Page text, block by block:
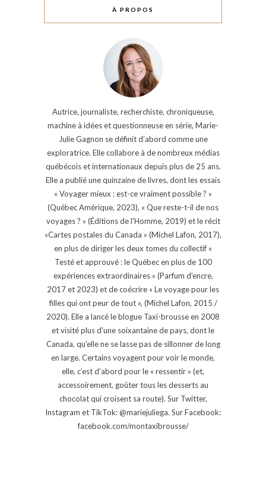
À PROPOS
Autrice, journaliste, recherchiste, chroniqueuse,
machine à idées et questionneuse en série, Marie-
Julie Gagnon se définit d’abord comme une
exploratrice. Elle collabore à de nombreux médias
québécois et internationaux depuis plus de 25 ans.
Elle a publié une quinzaine de livres, dont les essais
« Voyager mieux : est-ce vraiment possible ? »
(Québec Amérique, 2023), « Que reste-t-il de nos
voyages ? » (Éditions de l'Homme, 2019) et le récit
«Cartes postales du Canada » (Michel Lafon, 2017),
en plus de diriger les deux tomes du collectif «
Testé et approuvé : le Québec en plus de 100
expériences extraordinaires » (Parfum d'encre,
2017 et 2023) et de coécrire « Le voyage pour les
filles qui ont peur de tout », (Michel Lafon, 2015 /
2020). Elle a lancé le blogue Taxi-brousse en 2008
et visité plus d'une soixantaine de pays, dont le
Canada, qu'elle ne se lasse pas de sillonner de long
en large. Certains voyagent pour voir le monde,
elle, c’est d’abord pour le « ressentir » (et,
accessoirement, goûter tous les desserts au
chocolat qui croisent sa route). Sur Twitter,
Instagram et TikTok: @mariejuliega. Sur Facebook:
facebook.com/montaxibrousse/